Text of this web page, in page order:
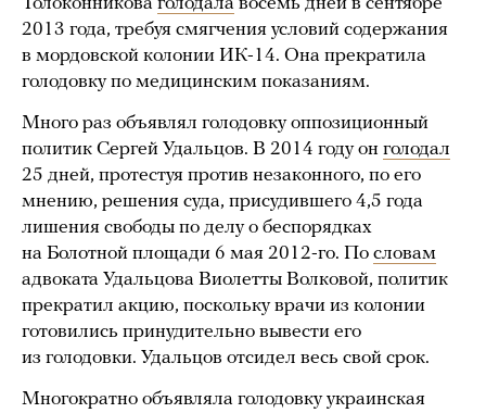
2013 года, требуя смягчения условий содержания
в мордовской колонии ИК-14. Она прекратила
голодовку по медицинским показаниям.
Много раз объявлял голодовку оппозиционный
политик Сергей Удальцов. В 2014 году он голодал
25 дней, протестуя против незаконного, по его
мнению, решения суда, присудившего 4,5 года
лишения свободы по делу о беспорядках
на Болотной площади 6 мая 2012-го. По словам
адвоката Удальцова Виолетты Волковой, политик
прекратил акцию, поскольку врачи из колонии
готовились принудительно вывести его
из голодовки. Удальцов отсидел весь свой срок.
Многократно объявляла голодовку украинская